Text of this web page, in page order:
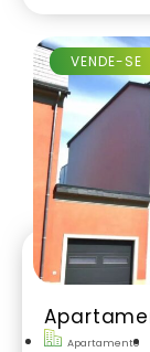
Apartamento
VENDE-SE